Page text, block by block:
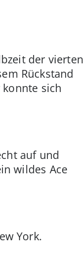
der vierten
Rückstand
sich
auf und
wildes Ace
York.